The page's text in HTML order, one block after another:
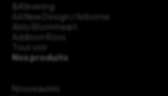
&Klevering
AA New Design / Airborne
Ablo Blommeart
Addison Ross
Tout voir
Nos produits
Nouveautés